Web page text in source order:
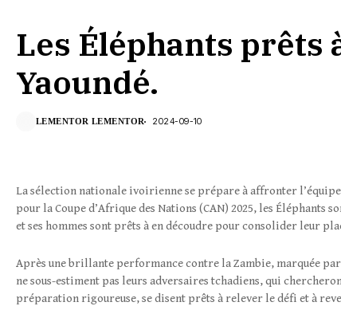
Les Éléphants prêts
Yaoundé.
LEMENTOR LEMENTOR 2024-09-10
La sélection nationale ivoirienne se prépare à affronter
pour la Coupe d’Afrique des Nations (CAN) 2025, les
et ses hommes sont prêts à en découdre pour consolider leur
Après une brillante performance contre la Zambie, marquée
ne sous-estiment pas leurs adversaires tchadiens, qui
préparation rigoureuse, se disent prêts à relever le défi et à